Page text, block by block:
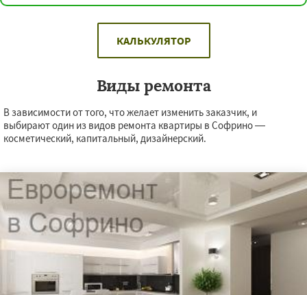
КАЛЬКУЛЯТОР
Виды ремонта
В зависимости от того, что желает изменить заказчик, и
выбирают один из видов ремонта квартиры в Софрино —
косметический, капитальный, дизайнерский.